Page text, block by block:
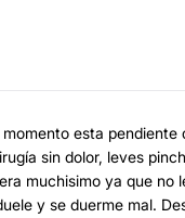
esta pendiente
sin dolor, leves
muchisimo ya que no
y se duerme mal.